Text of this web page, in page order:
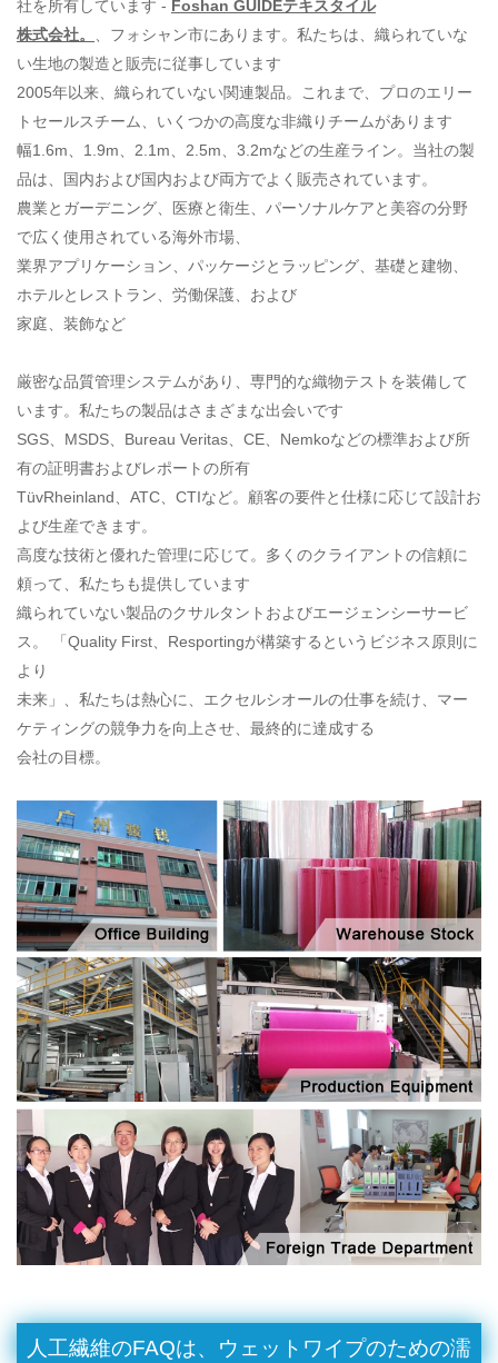
社を所有しています - Foshan GUIDEテキスタイル
株式会社。
、フォシャン市にあります。私たちは、織られていな
い生地の製造と販売に従事しています
2005年以来、織られていない関連製品。これまで、プロのエリー
トセールスチーム、いくつかの高度な非織りチームがあります
幅1.6m、1.9m、2.1m、2.5m、3.2mなどの生産ライン。当社の製
品は、国内および国内および両方でよく販売されています。
農業とガーデニング、医療と衛生、パーソナルケアと美容の分野
で広く使用されている海外市場、
業界アプリケーション、パッケージとラッピング、基礎と建物、
ホテルとレストラン、労働保護、および
家庭、装飾など
厳密な品質管理システムがあり、専門的な織物テストを装備して
います。私たちの製品はさまざまな出会いです
SGS、MSDS、Bureau Veritas、CE、Nemkoなどの標準および所
有の証明書およびレポートの所有
TüvRheinland、ATC、CTIなど。顧客の要件と仕様に応じて設計お
よび生産できます。
高度な技術と優れた管理に応じて。多くのクライアントの信頼に
頼って、私たちも提供しています
織られていない製品のクサルタントおよびエージェンシーサービ
ス。 「Quality First、Resportingが構築するというビジネス原則に
より
未来」、私たちは熱心に、エクセルシオールの仕事を続け、マー
ケティングの競争力を向上させ、最終的に達成する
会社の目標。
人工繊維のFAQは、ウェットワイプのための濡